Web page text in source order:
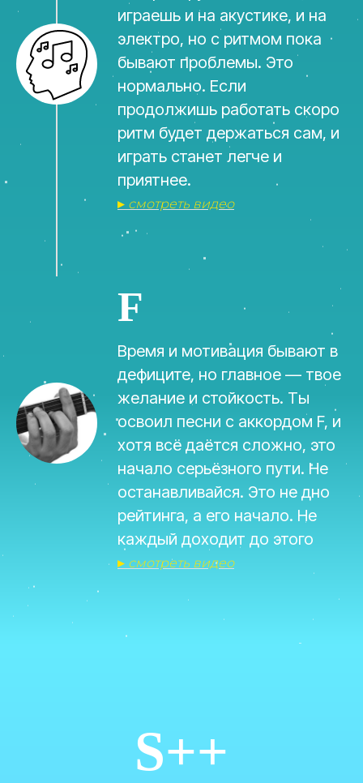
играешь и на акустике, и на
электро, но с ритмом пока
бывают проблемы. Это
нормально. Если
продолжишь работать скоро
ритм будет держаться сам, и
играть станет легче и
приятнее.
▸ смотреть видео
F
Время и мотивация бывают в
дефиците, но главное — твое
желание и стойкость. Ты
освоил песни с аккордом F, и
хотя всё даётся сложно, это
начало серьёзного пути. Не
останавливайся. Это не дно
рейтинга, а его начало. Не
каждый доходит до этого
▸ смотреть видео
S++